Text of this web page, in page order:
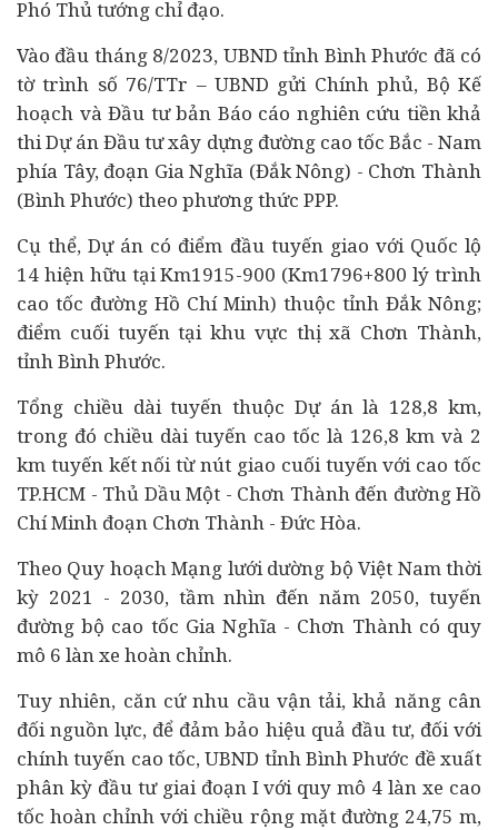
Phó Thủ tướng chỉ đạo.
Vào đầu tháng 8/2023, UBND tỉnh Bình Phước đã có
tờ trình số 76/TTr – UBND gửi Chính phủ, Bộ Kế
hoạch và Đầu tư bản Báo cáo nghiên cứu tiền khả
thi Dự án Đầu tư xây dựng đường cao tốc Bắc - Nam
phía Tây, đoạn Gia Nghĩa (Đắk Nông) - Chơn Thành
(Bình Phước) theo phương thức PPP.
Cụ thể, Dự án có điểm đầu tuyến giao với Quốc lộ
14 hiện hữu tại Km1915-900 (Km1796+800 lý trình
cao tốc đường Hồ Chí Minh) thuộc tỉnh Đắk Nông;
điểm cuối tuyến tại khu vực thị xã Chơn Thành,
tỉnh Bình Phước.
Tổng chiều dài tuyến thuộc Dự án là 128,8 km,
trong đó chiều dài tuyến cao tốc là 126,8 km và 2
km tuyến kết nối từ nút giao cuối tuyến với cao tốc
TP.HCM - Thủ Dầu Một - Chơn Thành đến đường Hồ
Chí Minh đoạn Chơn Thành - Đức Hòa.
Theo Quy hoạch Mạng lưới dường bộ Việt Nam thời
kỳ 2021 - 2030, tầm nhìn đến năm 2050, tuyến
đường bộ cao tốc Gia Nghĩa - Chơn Thành có quy
mô 6 làn xe hoàn chỉnh.
Tuy nhiên, căn cứ nhu cầu vận tải, khả năng cân
đối nguồn lực, để đảm bảo hiệu quả đầu tư, đối với
chính tuyến cao tốc, UBND tỉnh Bình Phước đề xuất
phân kỳ đầu tư giai đoạn I với quy mô 4 làn xe cao
tốc hoàn chỉnh với chiều rộng mặt đường 24,75 m,